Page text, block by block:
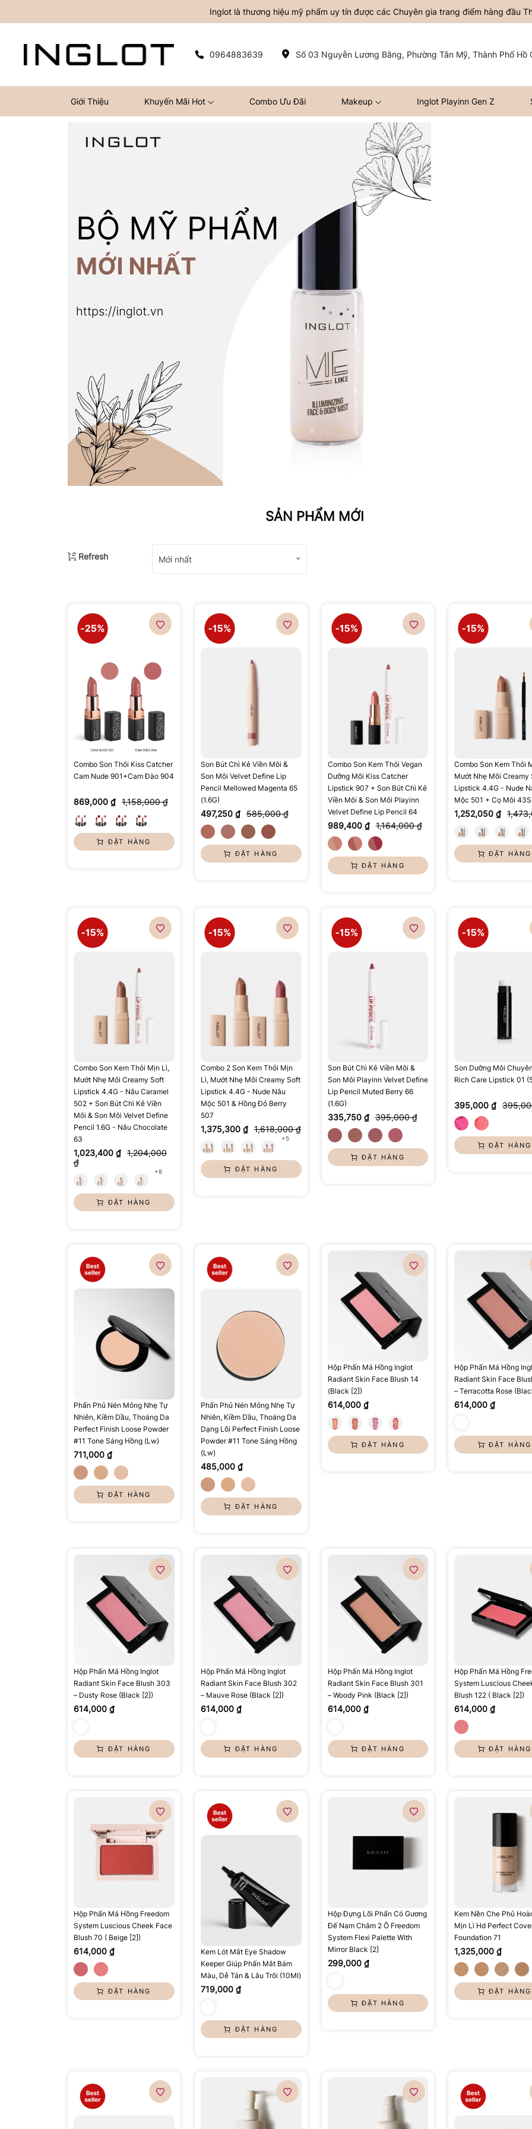
Inglot là thương hiệu mỹ phẩm uy tín được các Chuyên gia trang điểm hàng đầu
0964883639 Số 03 Nguyễn Lương Bằng, Phường Tân Mỹ, Thành Phố Hồ
Giới Thiệu Khuyến Mãi Hot Combo Ưu Đãi Makeup Inglot Playinn Gen Z
SẢN PHẨM MỚI
Refresh Mới nhất
Combo Son Thỏi Kiss Catcher
Cam Nude 901+Cam Đào 904
869,000 ₫ 1,158,000 ₫
ĐẶT HÀNG
Son Bút Chì Kẻ Viền Môi &
Son Môi Velvet Define Lip
Pencil Mellowed Magenta 65
(1.6G)
497,250 ₫ 585,000 ₫
ĐẶT HÀNG
Combo Son Kem Thỏi Vegan
Dưỡng Môi Kiss Catcher
Lipstick 907 + Son Bút Chì Kẻ
Viền Môi & Son Môi Playinn
Velvet Define Lip Pencil 64
989,400 ₫ 1,164,000 ₫
ĐẶT HÀNG
Combo Son Kem Thỏi
Mướt Nhẹ Môi Creamy
Lipstick 4.4G - Nude
Mộc 501 + Cọ Môi 43S
1,252,050 ₫
ĐẶT HÀNG
Combo Son Kem Thỏi Mịn Lì,
Mướt Nhẹ Môi Creamy Soft
Lipstick 4.4G - Nâu Caramel
502 + Son Bút Chì Kẻ Viền
Môi & Son Môi Velvet Define
Pencil 1.6G - Nâu Chocolate
63
1,023,400 ₫ 1,204,000
₫
+8
ĐẶT HÀNG
Combo 2 Son Kem Thỏi Mịn
Lì, Mướt Nhẹ Môi Creamy Soft
Lipstick 4.4G - Nude Nâu
Mộc 501 & Hồng Đỏ Berry
507
1,375,300 ₫ 1,618,000 ₫
+5
ĐẶT HÀNG
Son Bút Chì Kẻ Viền Môi &
Son Môi Playinn Velvet Define
Lip Pencil Muted Berry 66
(1.6G)
335,750 ₫ 395,000 ₫
ĐẶT HÀNG
Son Dưỡng Môi
Rich Care Lipstick 01
395,000 ₫
ĐẶT HÀNG
Phấn Phủ Nén Mỏng Nhẹ Tự
Nhiên, Kiềm Dầu, Thoáng Da
Perfect Finish Loose Powder
#11 Tone Sáng Hồng (Lw)
711,000 ₫
ĐẶT HÀNG
Phấn Phủ Nén Mỏng Nhẹ Tự
Nhiên, Kiềm Dầu, Thoáng Da
Dạng Lõi Perfect Finish Loose
Powder #11 Tone Sáng Hồng
(Lw)
485,000 ₫
ĐẶT HÀNG
Hộp Phấn Má Hồng Inglot
Radiant Skin Face Blush 14
(Black [2])
614,000 ₫
ĐẶT HÀNG
Hộp Phấn Má Hồng
Radiant Skin Face
– Terracotta Rose
614,000 ₫
ĐẶT HÀNG
Hộp Phấn Má Hồng Inglot
Radiant Skin Face Blush 303
– Dusty Rose (Black [2])
614,000 ₫
ĐẶT HÀNG
Hộp Phấn Má Hồng Inglot
Radiant Skin Face Blush 302
– Mauve Rose (Black [2])
614,000 ₫
ĐẶT HÀNG
Hộp Phấn Má Hồng Inglot
Radiant Skin Face Blush 301
– Woody Pink (Black [2])
614,000 ₫
ĐẶT HÀNG
Hộp Phấn Má Hồng
System Luscious
Blush 122 ( Black [2])
614,000 ₫
ĐẶT HÀNG
Hộp Phấn Má Hồng Freedom
System Luscious Cheek Face
Blush 70 ( Beige [2])
614,000 ₫
ĐẶT HÀNG
Kem Lót Mắt Eye Shadow
Keeper Giúp Phấn Mắt Bám
Màu, Dễ Tán & Lâu Trôi (10Ml)
719,000 ₫
ĐẶT HÀNG
Hộp Đựng Lõi Phấn Có Gương
Đế Nam Châm 2 Ô Freedom
System Flexi Palette With
Mirror Black [2]
299,000 ₫
ĐẶT HÀNG
Kem Nền Che Phủ
Mịn Lì Hd Perfect
Foundation 71
1,325,000 ₫
ĐẶT HÀNG